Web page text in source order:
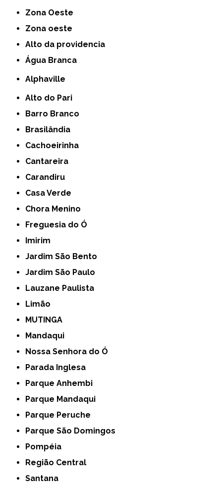
Zona Oeste
Zona oeste
alto da providencia
Água Branca
Alphaville
Alto do Pari
Barro Branco
Brasilândia
Cachoeirinha
Cantareira
Carandiru
Casa Verde
Chora Menino
Freguesia do Ó
Imirim
Jardim São Bento
Jardim São Paulo
Lauzane Paulista
Limão
MUTINGA
Mandaqui
Nossa Senhora do Ó
Parada Inglesa
Parque Anhembi
Parque Mandaqui
Parque Peruche
Parque São Domingos
Pompéia
Região Central
Santana